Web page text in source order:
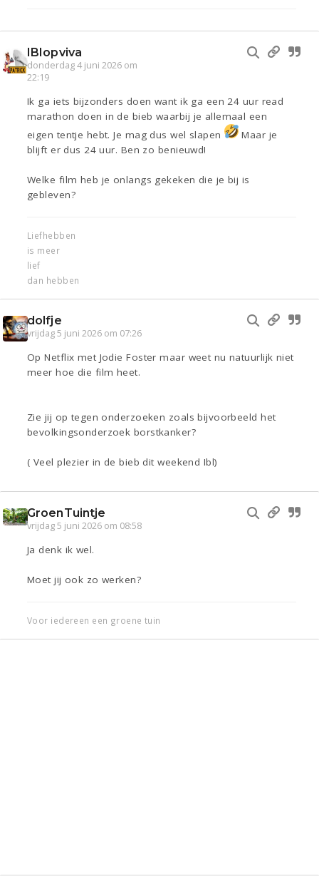
IBIopviva
donderdag 4 juni 2026 om
22:19
Ik ga iets bijzonders doen want ik ga een 24 uur read
marathon doen in de bieb waarbij je allemaal een
eigen tentje hebt. Je mag dus wel slapen
Maar je
blijft er dus 24 uur. Ben zo benieuwd!
Welke film heb je onlangs gekeken die je bij is
gebleven?
Liefhebben
is meer
lief
dan hebben
dolfje
vrijdag 5 juni 2026 om 07:26
Op Netflix met Jodie Foster maar weet nu natuurlijk niet
meer hoe die film heet.
Zie jij op tegen onderzoeken zoals bijvoorbeeld het
bevolkingsonderzoek borstkanker?
( Veel plezier in de bieb dit weekend Ibl)
GroenTuintje
vrijdag 5 juni 2026 om 08:58
Ja denk ik wel.
Moet jij ook zo werken?
Voor iedereen een groene tuin